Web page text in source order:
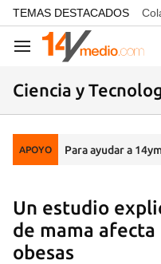
common.go-to-content
TEMAS DESTACADOS
Navegación
Ciencia y
APOYO Para ayudar a
Un estudio
de mama afecta
obesas